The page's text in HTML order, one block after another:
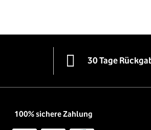
30 Tage
100% sichere Zahlung